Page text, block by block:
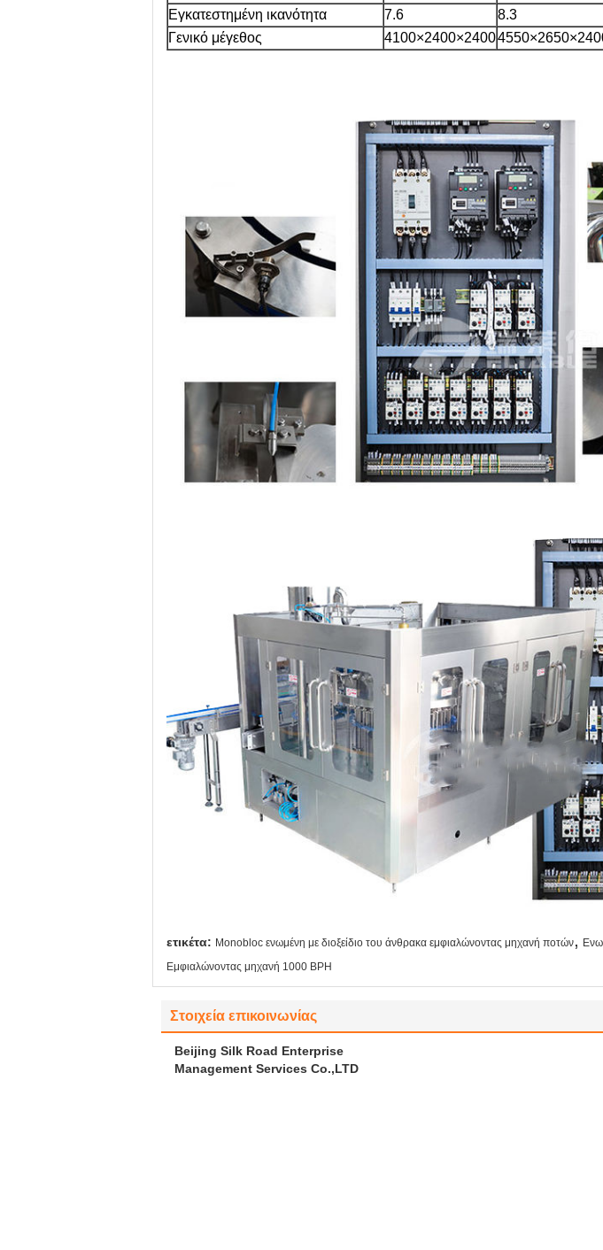
Εγκατεστημένη ικανότητα
7.6 8.3
Γενικό μέγεθος
4100×2400×2400
ετικέτα: Monobloc ενωμένη με διοξείδιο του άνθρακα εμφιαλώνοντας μηχανή ποτών,
Εμφιαλώνοντας μηχανή 1000 BPH
Στοιχεία επικοινωνίας
Beijing Silk Road Enterprise
Management Services Co.,LTD